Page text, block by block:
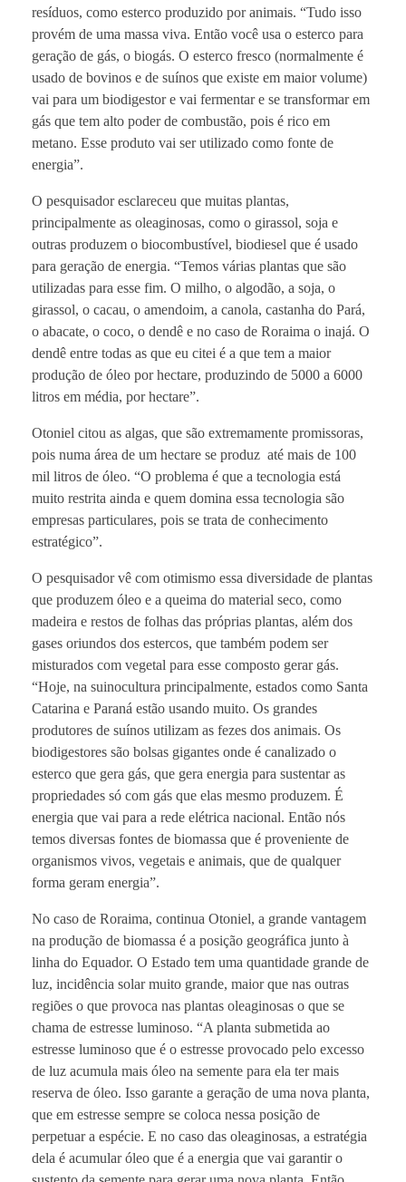
resíduos, como esterco produzido por animais. “Tudo isso
provém de uma massa viva. Então você usa o esterco para
geração de gás, o biogás. O esterco fresco (normalmente é
usado de bovinos e de suínos que existe em maior volume)
vai para um biodigestor e vai fermentar e se transformar em
gás que tem alto poder de combustão, pois é rico em
metano. Esse produto vai ser utilizado como fonte de
energia”.
O pesquisador esclareceu que muitas plantas,
principalmente as oleaginosas, como o girassol, soja e
outras produzem o biocombustível, biodiesel que é usado
para geração de energia. “Temos várias plantas que são
utilizadas para esse fim. O milho, o algodão, a soja, o
girassol, o cacau, o amendoim, a canola, castanha do Pará,
o abacate, o coco, o dendê e no caso de Roraima o inajá. O
dendê entre todas as que eu citei é a que tem a maior
produção de óleo por hectare, produzindo de 5000 a 6000
litros em média, por hectare”.
Otoniel citou as algas, que são extremamente promissoras,
pois numa área de um hectare se produz até mais de 100
mil litros de óleo. “O problema é que a tecnologia está
muito restrita ainda e quem domina essa tecnologia são
empresas particulares, pois se trata de conhecimento
estratégico”.
O pesquisador vê com otimismo essa diversidade de plantas
que produzem óleo e a queima do material seco, como
madeira e restos de folhas das próprias plantas, além dos
gases oriundos dos estercos, que também podem ser
misturados com vegetal para esse composto gerar gás.
“Hoje, na suinocultura principalmente, estados como Santa
Catarina e Paraná estão usando muito. Os grandes
produtores de suínos utilizam as fezes dos animais. Os
biodigestores são bolsas gigantes onde é canalizado o
esterco que gera gás, que gera energia para sustentar as
propriedades só com gás que elas mesmo produzem. É
energia que vai para a rede elétrica nacional. Então nós
temos diversas fontes de biomassa que é proveniente de
organismos vivos, vegetais e animais, que de qualquer
forma geram energia”.
No caso de Roraima, continua Otoniel, a grande vantagem
na produção de biomassa é a posição geográfica junto à
linha do Equador. O Estado tem uma quantidade grande de
luz, incidência solar muito grande, maior que nas outras
regiões o que provoca nas plantas oleaginosas o que se
chama de estresse luminoso. “A planta submetida ao
estresse luminoso que é o estresse provocado pelo excesso
de luz acumula mais óleo na semente para ela ter mais
reserva de óleo. Isso garante a geração de uma nova planta,
que em estresse sempre se coloca nessa posição de
perpetuar a espécie. E no caso das oleaginosas, a estratégia
dela é acumular óleo que é a energia que vai garantir o